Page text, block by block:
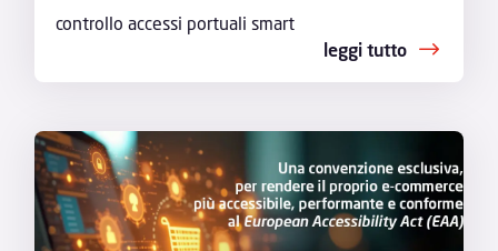
controllo accessi portuali smart
leggi tutto